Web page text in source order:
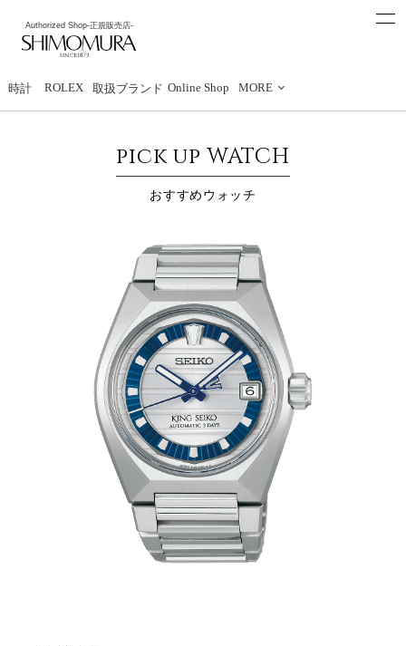
Authorized Shop-正規販売店-
時計 ROLEX 取扱ブランド Online Shop MORE
pick up WATCH
おすすめウォッチ
t
a